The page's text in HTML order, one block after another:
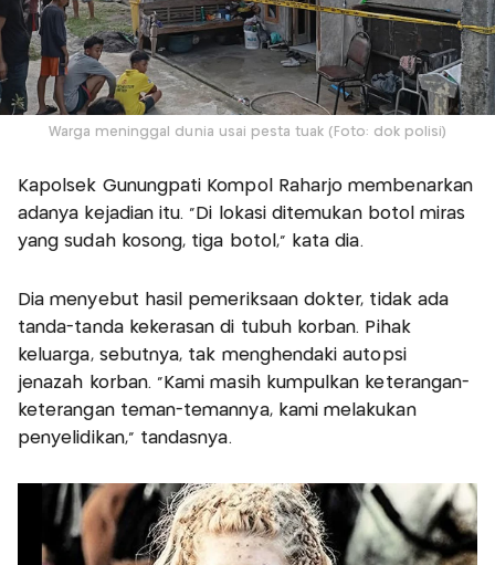
Warga meninggal dunia usai pesta tuak (Foto: dok polisi)
Kapolsek Gunungpati Kompol Raharjo membenarkan
adanya kejadian itu. "Di lokasi ditemukan botol miras
yang sudah kosong, tiga botol," kata dia.
Dia menyebut hasil pemeriksaan dokter, tidak ada
tanda-tanda kekerasan di tubuh korban. Pihak
keluarga, sebutnya, tak menghendaki autopsi
jenazah korban. "Kami masih kumpulkan keterangan-
keterangan teman-temannya, kami melakukan
penyelidikan," tandasnya.